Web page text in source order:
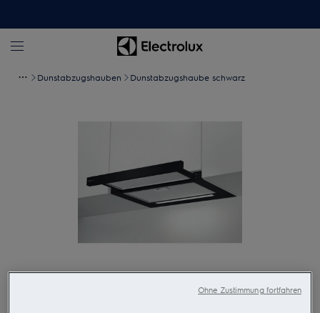
Dunstabzugshauben Dunstabzugshaube schwarz
Ohne Zustimmung fortfahren